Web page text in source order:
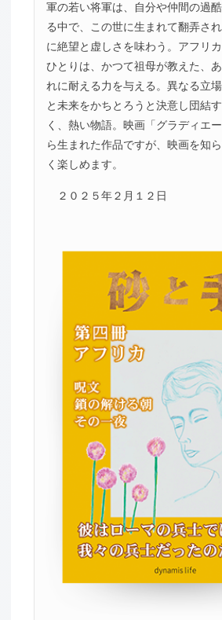
軍の若い将軍は、自分や仲間の過
る中で、この世に生まれて翻弄さ
に絶望と虚しさを味わう。アフリ
ひとりは、かつて祖母が教えた、
れに耐える力を与える。異なる立
と未来をかちとろうと決意し団結
く、熱い物語。映画「グラディエ
ら生まれた作品ですが、映画を知
く楽しめます。
２０２５年２月１２日